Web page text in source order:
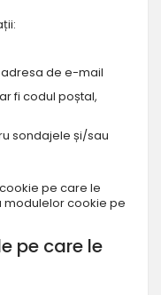
:
de e-mail
fi codul poștal,
sondajele și/sau
pe care le
modulelor cookie pe
pe care le